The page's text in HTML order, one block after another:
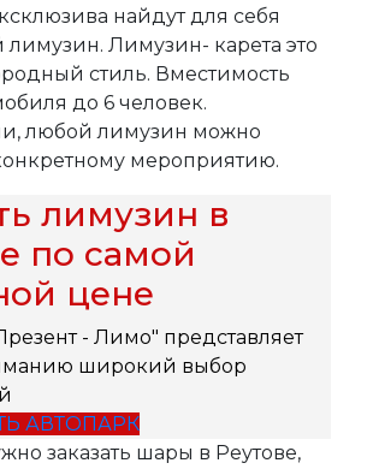
найдут для себя
Лимузин- карета это
стиль. Вместимость
до 6 человек.
любой лимузин можно
мероприятию.
лимузин в
по самой
цене
- Лимо" представляет
широкий выбор
АВТОПАРК
заказать шары в Реутове,